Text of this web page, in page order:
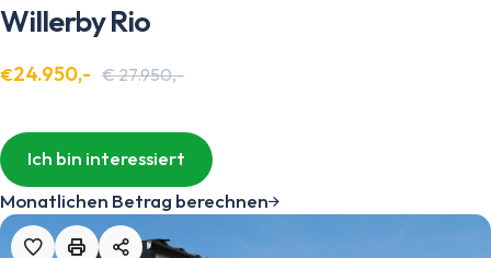
Willerby Rio
€24.950,- € 27.950,-
Ich bin interessiert
Monatlichen Betrag berechnen